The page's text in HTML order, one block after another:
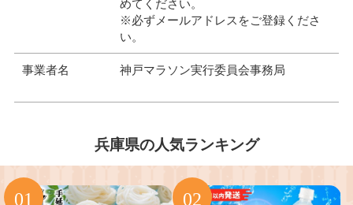
めてください。
※必ずメールアドレスをご登録くださ
い。
事業者名 神戸マラソン実行委員会事務局
兵庫県の人気ランキング